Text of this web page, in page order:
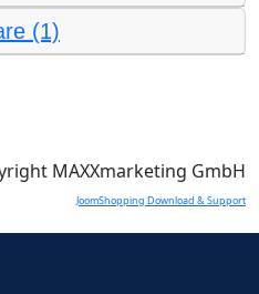
(1)
MAXXmarketing GmbH
JoomShopping Download & Support